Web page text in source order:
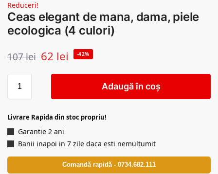
Reduceri!
Ceas elegant de mana, dama, piele
ecologica (4 culori)
107lei 62 lei -42%
Adaugă în coș
Livrare Rapida din stoc propriu!
Garantie 2 ani
Banii inapoi in 7 zile daca esti nemultumit
Comandă rapidă - 0734.682.111